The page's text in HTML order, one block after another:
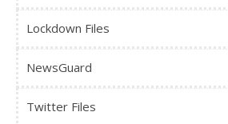
Lockdown Files
NewsGuard
Twitter Files